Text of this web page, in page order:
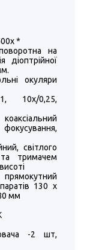
*
на
діоптрійної
окуляри
10х/0,25,
світлого
тримачем
130 x
мм
-2 шт,